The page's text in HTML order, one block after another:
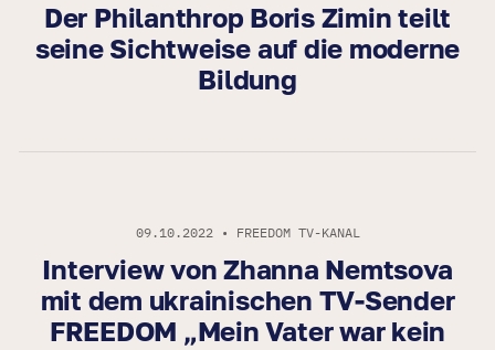
Der Philanthrop Boris Zimin teilt
seine Sichtweise auf die moderne
Bildung
09.10.2022 • FREEDOM TV-KANAL
Interview von Zhanna Nemtsova
mit dem ukrainischen TV-Sender
FREEDOM „Mein Vater war kein